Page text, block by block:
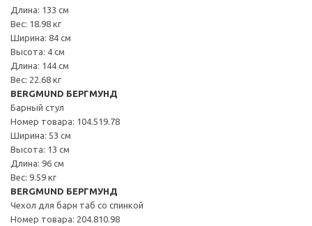
Длина: 133 см
Вес: 18.98 кг
Ширина: 84 см
Высота: 4 см
Длина: 144 см
Вес: 22.68 кг
BERGMUND БЕРГМУНД
Барный стул
Номер товара: 104.519.78
Ширина: 53 см
Высота: 13 см
Длина: 96 см
Вес: 9.59 кг
BERGMUND БЕРГМУНД
Чехол для барн таб со спинкой
Номер товара: 204.810.98